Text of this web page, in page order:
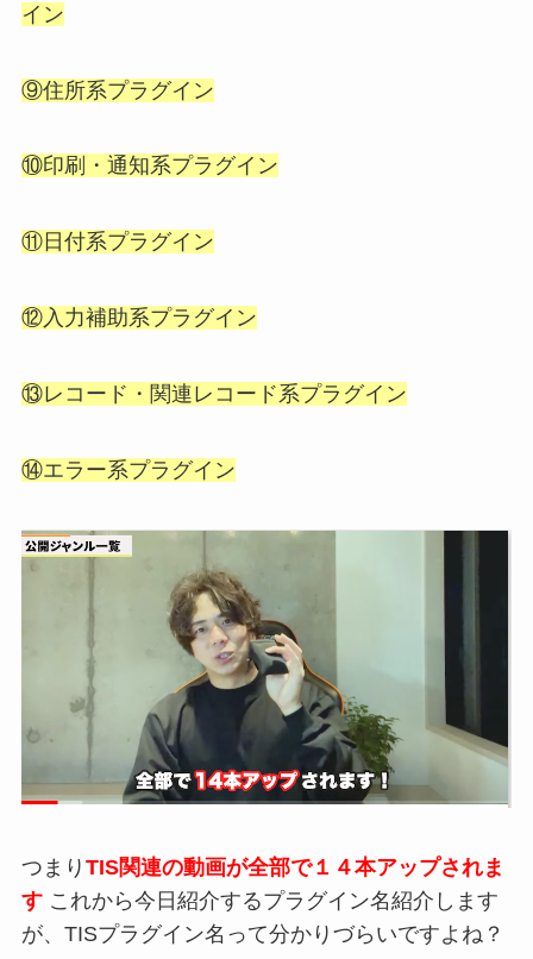
イン
⑨住所系プラグイン
⑩印刷・通知系プラグイン
⑪日付系プラグイン
⑫入力補助系プラグイン
⑬レコード・関連レコード系プラグイン
⑭エラー系プラグイン
つまり TIS関連の動画が全部で１４本アップされま
すこれから今日紹介するプラグイン名紹介します
が、TISプラグイン名って分かりづらいですよね？